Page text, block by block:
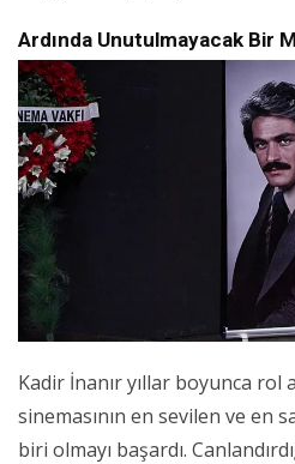
Ardında Unutulmayacak Bir
Kadir İnanır yıllar boyunca rol
sinemasının en sevilen ve en
biri olmayı başardı.